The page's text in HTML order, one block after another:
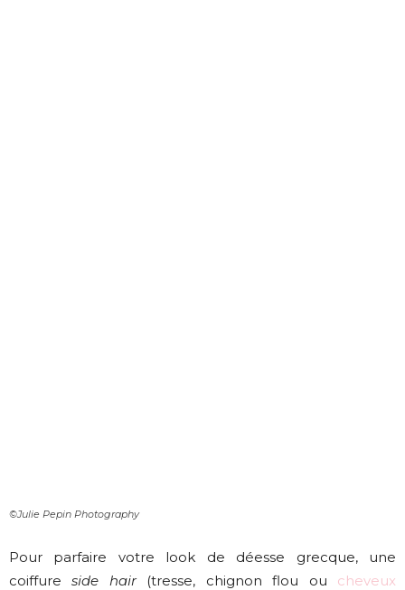
©Julie Pepin Photography
Pour parfaire votre look de déesse grecque, une
coiffureside hair(tresse, chignon flou ou cheveux